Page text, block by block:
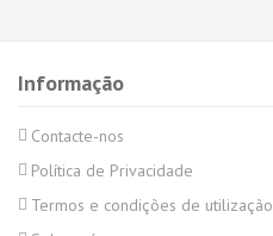
Informação
Contacte-nos
Política de Privacidade
Termos e condições de utilização